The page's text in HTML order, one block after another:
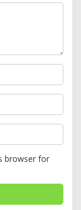
browser for